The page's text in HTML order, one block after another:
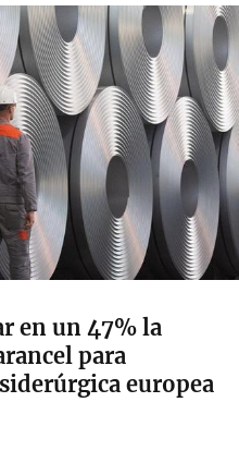
en un 47% la
para
europea